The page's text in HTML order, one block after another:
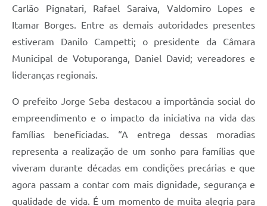
Carlão Pignatari, Rafael Saraiva, Valdomiro Lopes e
Itamar Borges. Entre as demais autoridades presentes
estiveram Danilo Campetti; o presidente da Câmara
Municipal de Votuporanga, Daniel David; vereadores e
lideranças regionais.
O prefeito Jorge Seba destacou a importância social do
empreendimento e o impacto da iniciativa na vida das
famílias beneficiadas. “A entrega dessas moradias
representa a realização de um sonho para famílias que
viveram durante décadas em condições precárias e que
agora passam a contar com mais dignidade, segurança e
qualidade de vida. É um momento de muita alegria para